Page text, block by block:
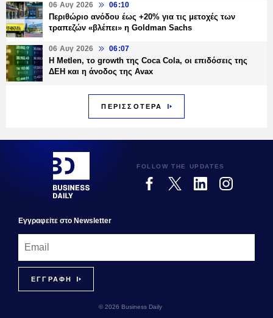
06 Αυγ 2026 06:10
Περιθώριο ανόδου έως +20% για τις μετοχές των
τραπεζών «βλέπει» η Goldman Sachs
06 Αυγ 2026 06:07
H Metlen, το growth της Coca Cola, οι επιδόσεις της
ΔΕΗ και η άνοδος της Avax
ΠΕΡΙΣΣΟΤΕΡΑ
FOLLOW THE UPDATES
Εγγραφεiτε στο Newsletter
© 2026 Business Daily